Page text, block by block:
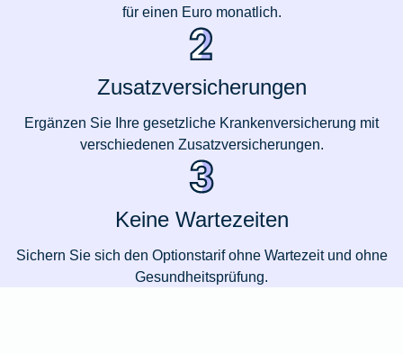
für einen Euro monatlich.
Zusatzversicherungen
Ergänzen Sie Ihre gesetzliche Krankenversicherung mit
verschiedenen Zusatzversicherungen.
Keine Wartezeiten
Sichern Sie sich den Optionstarif ohne Wartezeit und ohne
Gesundheitsprüfung.